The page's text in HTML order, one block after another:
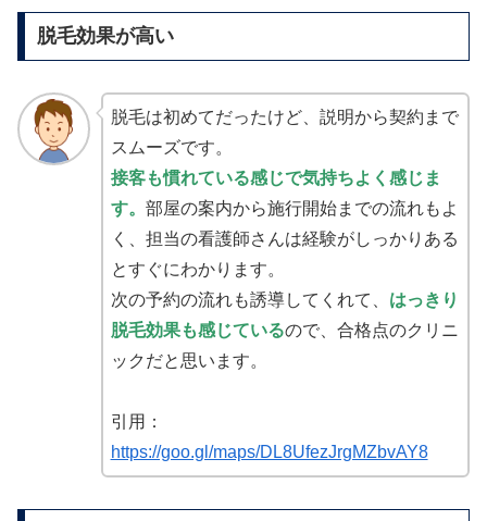
脱毛効果が高い
脱毛は初めてだったけど、説明から契約まで
スムーズです。
接客も慣れている感じで気持ちよく感じま
す。 部屋の案内から施行開始までの流れもよ
く、担当の看護師さんは経験がしっかりある
とすぐにわかります。
次の予約の流れも誘導してくれて、 はっきり
脱毛効果も感じているので、合格点のクリニ
ックだと思います。
引用：
https://goo.gl/maps/DL8UfezJrgMZbvAY8